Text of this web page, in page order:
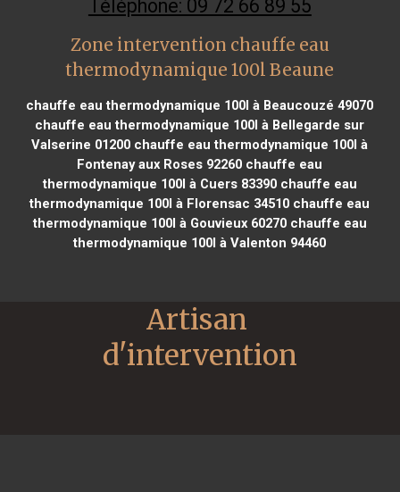
Téléphone: 09 72 66 89 55
Zone intervention chauffe eau
thermodynamique 100l Beaune
chauffe eau thermodynamique 100l à Beaucouzé 49070
chauffe eau thermodynamique 100l à Bellegarde sur
Valserine 01200 chauffe eau thermodynamique 100l à
Fontenay aux Roses 92260 chauffe eau
thermodynamique 100l à Cuers 83390chauffe eau
thermodynamique 100l à Florensac 34510 chauffe eau
thermodynamique 100l à Gouvieux 60270chauffe eau
thermodynamique 100l à Valenton 94460
Artisan
d'intervention